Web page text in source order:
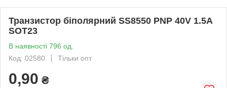
Транзистор біполярний SS8550 PNP 40V 1.5A
SOT23
В наявності 796 од.
Код: 02580
Тільки опт
0,90 ₴